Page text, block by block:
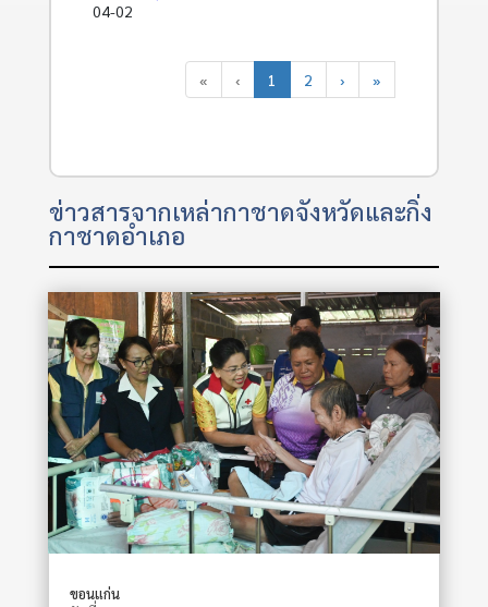
04-02
« ‹ 1 2 › »
ข่าวสารจากเหล่ากาชาดจังหวัดและกิ่ง
กาชาดอำเภอ
ขอนแก่น